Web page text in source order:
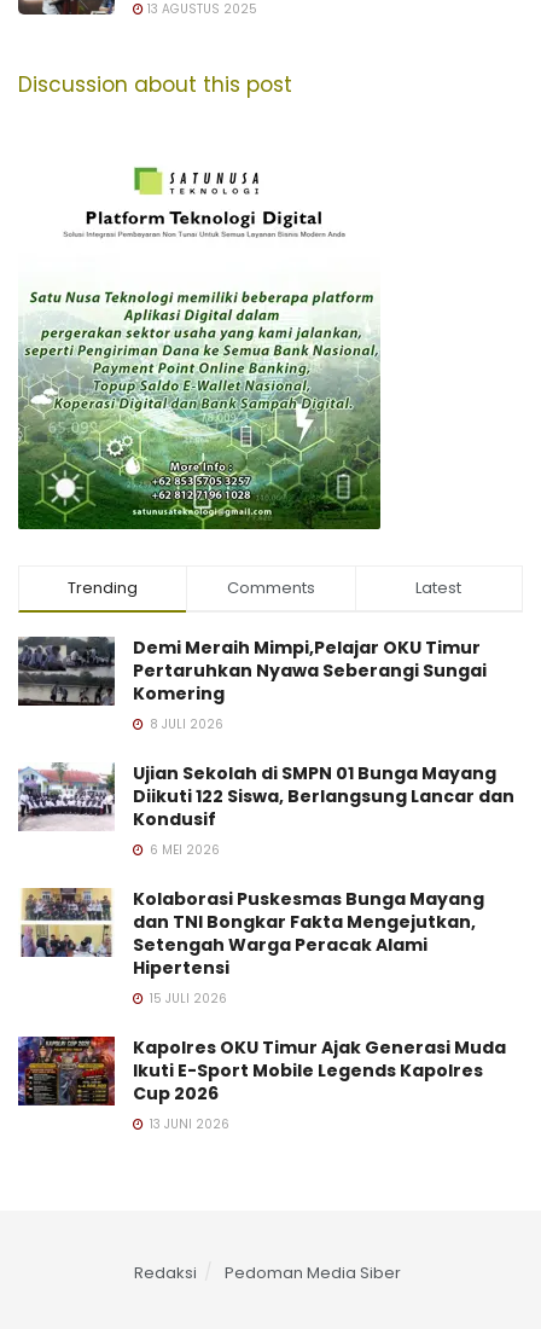
13 AGUSTUS 2025
Discussion about this post
Trending Comments Latest
Demi Meraih Mimpi,Pelajar OKU Timur
Pertaruhkan Nyawa Seberangi Sungai
Komering
8 JULI 2026
Ujian Sekolah di SMPN 01 Bunga Mayang
Diikuti 122 Siswa, Berlangsung Lancar dan
Kondusif
6 MEI 2026
Kolaborasi Puskesmas Bunga Mayang
dan TNI Bongkar Fakta Mengejutkan,
Setengah Warga Peracak Alami
Hipertensi
15 JULI 2026
Kapolres OKU Timur Ajak Generasi Muda
Ikuti E-Sport Mobile Legends Kapolres
Cup 2026
13 JUNI 2026
Redaksi Pedoman Media Siber